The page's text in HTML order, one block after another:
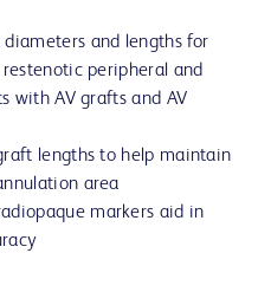
and lengths for
peripheral and
with AV grafts and AV
lengths to help maintain
area
markers aid in